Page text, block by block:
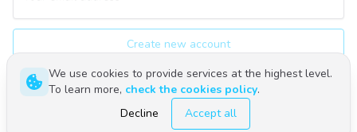
Create new account
Polski English
Upwind24. All rights reserved.
We use cookies to provide services at the highest level.
To learn more, check the cookies policy.
Decline
Accept all